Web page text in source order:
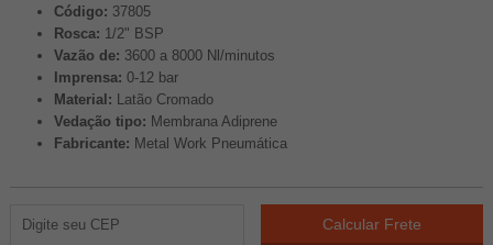
Código: 37805
Rosca: 1/2" BSP
Vazão de: 3600 a 8000 Nl/minutos
Imprensa: 0-12 bar
Material: Latão Cromado
Vedação tipo​​​​​​​: Membrana Adiprene
Fabricante: Metal Work Pneumática